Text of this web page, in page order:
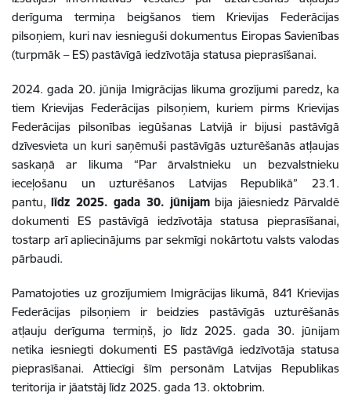
derīguma termiņa beigšanos tiem Krievijas Federācijas
pilsoņiem, kuri nav iesnieguši dokumentus Eiropas Savienības
(turpmāk – ES) pastāvīgā iedzīvotāja statusa pieprasīšanai.
2024. gada 20. jūnija Imigrācijas likuma grozījumi paredz, ka
tiem Krievijas Federācijas pilsoņiem, kuriem pirms Krievijas
Federācijas pilsonības iegūšanas Latvijā ir bijusi pastāvīgā
dzīvesvieta un kuri saņēmuši pastāvīgās uzturēšanās atļaujas
saskaņā ar likuma “Par ārvalstnieku un bezvalstnieku
ieceļošanu un uzturēšanos Latvijas Republikā” 23.1.
pantu,līdz 2025. gada 30. jūnijambija jāiesniedz Pārvaldē
dokumenti ES pastāvīgā iedzīvotāja statusa pieprasīšanai,
tostarp arī apliecinājums par sekmīgi nokārtotu valsts valodas
pārbaudi.
Pamatojoties uz grozījumiem Imigrācijas likumā, 841 Krievijas
Federācijas pilsoņiem ir beidzies pastāvīgās uzturēšanās
atļauju derīguma termiņš, jo līdz 2025. gada 30. jūnijam
netika iesniegti dokumenti ES pastāvīgā iedzīvotāja statusa
pieprasīšanai. Attiecīgi šīm personām Latvijas Republikas
teritorija ir jāatstāj līdz 2025. gada 13. oktobrim.